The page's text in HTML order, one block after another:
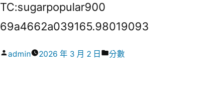
TC:sugarpopular900
69a4662a039165.98019093
作
admin 2026 年 3 月 2 日
分
分數